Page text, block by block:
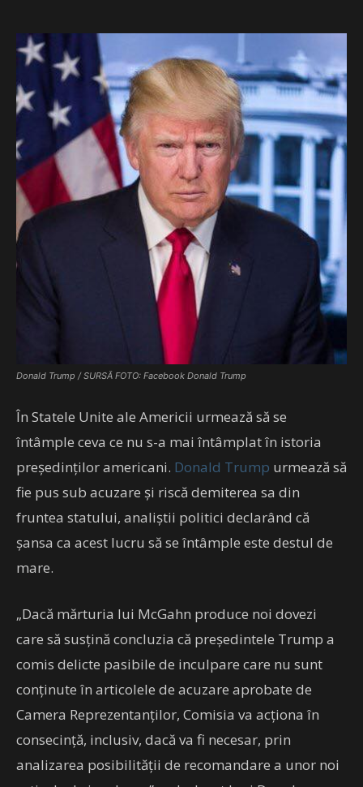
Donald Trump / SURSĂ FOTO: Facebook Donald Trump
În Statele Unite ale Americii urmează să se
întâmple ceva ce nu s-a mai întâmplat în istoria
președinților americani. Donald Trump urmează să
fie pus sub acuzare și riscă demiterea sa din
fruntea statului, analiștii politici declarând că
șansa ca acest lucru să se întâmple este destul de
mare.
„Dacă mărturia lui McGahn produce noi dovezi
care să susţină concluzia că preşedintele Trump a
comis delicte pasibile de inculpare care nu sunt
conţinute în articolele de acuzare aprobate de
Camera Reprezentanţilor, Comisia va acţiona în
consecinţă, inclusiv, dacă va fi necesar, prin
analizarea posibilităţii de recomandare a unor noi